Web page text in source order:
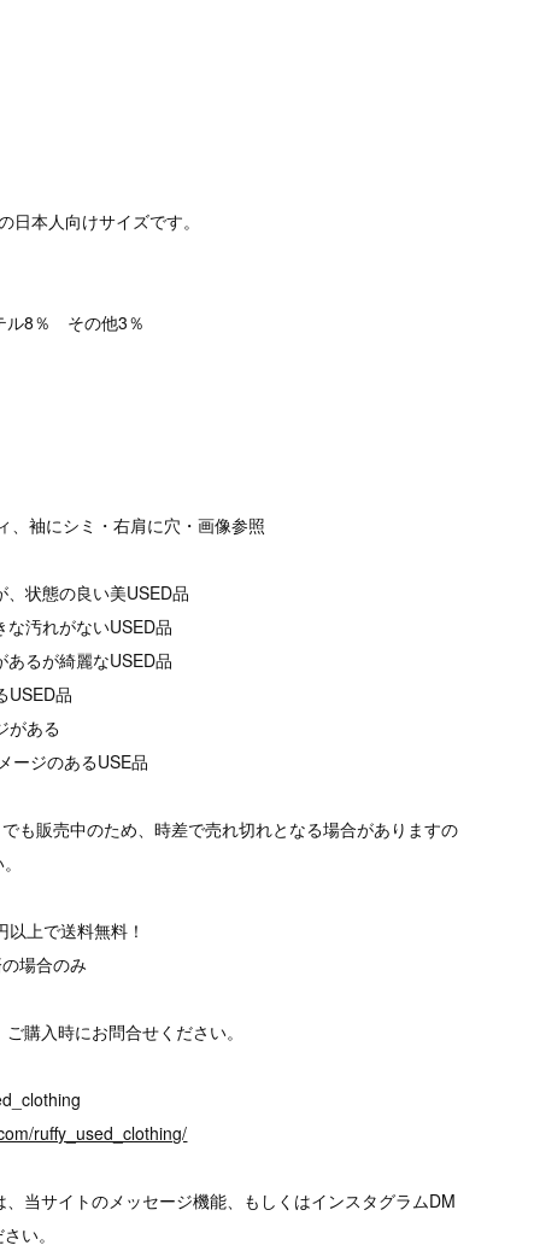
日本人向けサイズです。
ル8％ その他3％
、袖にシミ・右肩に穴・画像参照
状態の良い美USED品
汚れがないUSED品
るが綺麗なUSED品
品
がある
ジのあるUSE品
でも販売中のため、時差で売れ切れとなる場合がありますの
上で送料無料！
場合のみ
購入時にお問合せください。
ruffy_used_clothing/
当サイトのメッセージ機能、もしくはインスタグラムDM
い。